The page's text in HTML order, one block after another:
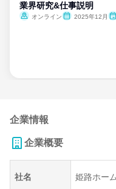
業界研究&仕事説明
オンライン 2025年12月
企業情報
企業概要
社名 姫路ホー